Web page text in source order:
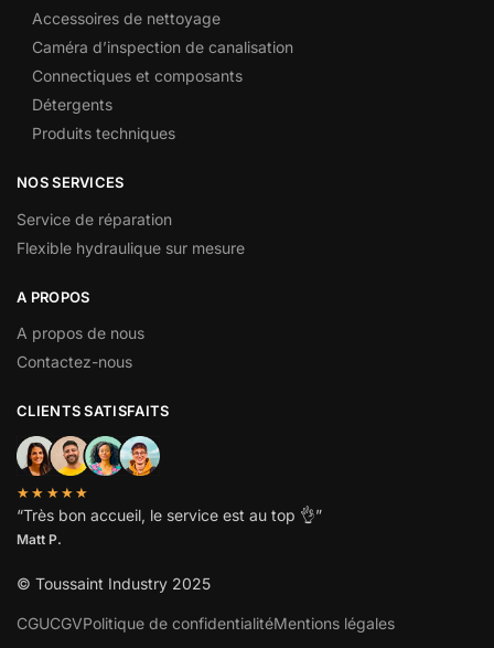
Accessoires de nettoyage
Caméra d’inspection de canalisation
Connectiques et composants
Détergents
Produits techniques
NOS SERVICES
Service de réparation
Flexible hydraulique sur mesure
A PROPOS
A propos de nous
Contactez-nous
CLIENTS SATISFAITS
★★★★★
“Très bon accueil, le service est au top 👌”
Matt P.
© Toussaint Industry 2025
CGUCGVPolitique de confidentialitéMentions légales